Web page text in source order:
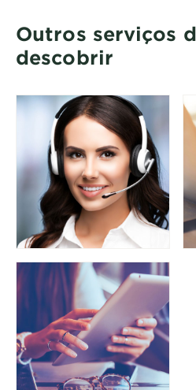
Outros serviços
descobrir